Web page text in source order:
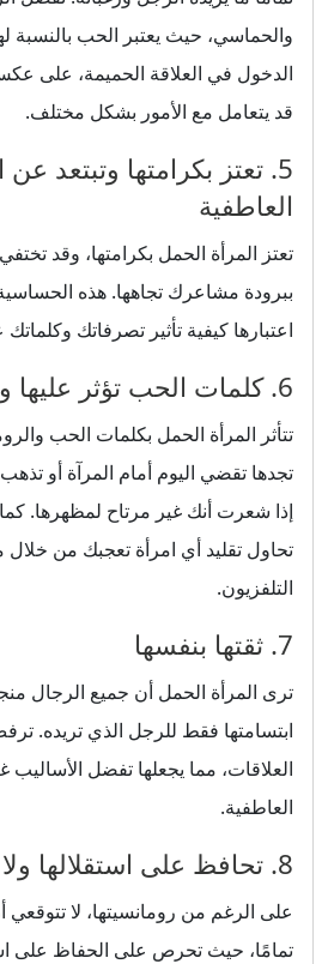
والحماسي، حيث يعتبر الحب بالنسبة
الدخول في العلاقة الحميمة، على
قد يتعامل مع الأمور بشكل مختلف.
5. تعتز بكرامتها وتبتعد عن
العاطفية
تعتز المرأة الحمل بكرامتها، وقد
ببرودة مشاعرك تجاهها. هذه
اعتبارها كيفية تأثير تصرفاتك وكلماتك
6. كلمات الحب تؤثر عليها وتزيد غيرتها
تتأثر المرأة الحمل بكلمات الحب
تجدها تقضي اليوم أمام المرآة أو
إذا شعرت أنك غير مرتاح لمظهرها. كما
تحاول تقليد أي امرأة تعجبك من
التلفزيون.
7. ثقتها بنفسها
ترى المرأة الحمل أن جميع الرجال
ابتسامتها فقط للرجل الذي تريده.
العلاقات، مما يجعلها تفضل الأساليب
العاطفية.
8. تحافظ على استقلالها ولا تقبل الأسرار
على الرغم من رومانسيتها، لا
تمامًا، حيث تحرص على الحفاظ على